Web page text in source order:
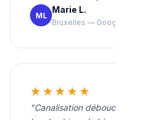
ML
Marie L.
Bruxelles — Google
★★★★★
"Canalisation débouchée